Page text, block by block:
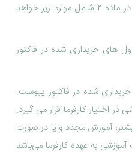
اقدام نماید. تعهد پشتیبانی مذکور در ماده 2 شامل موارد زیر خواهد
های خریداری شده در فاکتور
شده در فاکتور پیوست.
اختیار کارفرما قرار می گیرد.
آموزش مجدد و یا در صورت
به عهده کارفرما می‌باشد